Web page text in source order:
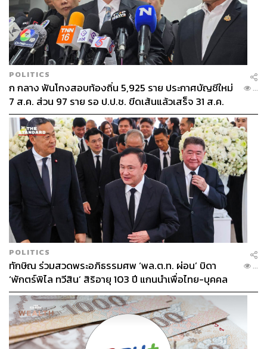
POLITICS
ก กลาง ฟันโกงสอบท้องถิ่น 5,925 ราย ประกาศบัญชีใหม่
7 ส.ค. ส่วน 97 ราย รอ ป.ป.ช. ขีดเส้นแล้วเสร็จ 31 ส.ค.
...
POLITICS
ทักษิณ ร่วมสวดพระอภิธรรมศพ ‘พล.ต.ท. ผ่อน’ บิดา
‘พักตร์พิไล ทวีสิน’ สิริอายุ 103 ปี แกนนำเพื่อไทย-บุคคล
หลากวงการร่วมอาลัย
...